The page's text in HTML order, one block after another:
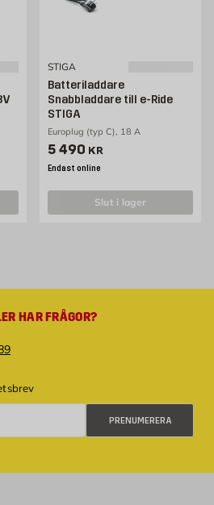
STIGA
Batteriladdare
Snabbladdare till e-Ride
STIGA
Europlug (typ C), 18 A
Pris 5490 kr
5 490 KR
Endast online
slut i lager
HAR FRÅGOR?
PRENUMERERA